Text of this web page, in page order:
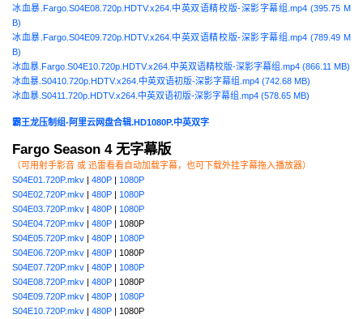
冰血暴.Fargo.S04E08.720p.HDTV.x264.中英双语精校版-深影字幕组.mp4 (395.75 M
B)
冰血暴.Fargo.S04E09.720p.HDTV.x264.中英双语精校版-深影字幕组.mp4 (789.49 M
B)
冰血暴.Fargo.S04E10.720p.HDTV.x264.中英双语精校版-深影字幕组.mp4 (866.11 MB)
冰血暴.S0410.720p.HDTV.x264.中英双语初版-深影字幕组.mp4 (742.68 MB)
冰血暴.S0411.720p.HDTV.x264.中英双语初版-深影字幕组.mp4 (578.65 MB)
霸王龙压制组-阿里云网盘合辑.HD1080P.中英双字
Fargo Season 4 无字幕版
（可用射手影音 或 迅雷看看自动加载字幕，也可下载外挂字幕拖入播放器）
S04E01.720P.mkv
480P
1080P
S04E02.720P.mkv
480P
1080P
S04E03.720P.mkv
480P
1080P
S04E04.720P.mkv
480P | 1080P
S04E05.720P.mkv
480P
1080P
S04E06.720P.mkv
480P | 1080P
S04E07.720P.mkv
480P
1080P
S04E08.720P.mkv
480P | 1080P
S04E09.720P.mkv
480P
1080P
S04E10.720P.mkv
480P | 1080P